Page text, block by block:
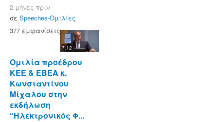
2 μήνες πριν
σε Speeches-Ομιλίες
377 εμφανίσεις
7:12
Ομιλία προέδρου
ΚΕΕ & ΕΒΕΑ κ.
Κωνσταντίνου
Μίχαλου στην
εκδήλωση
“Ηλεκτρονικός Φ...